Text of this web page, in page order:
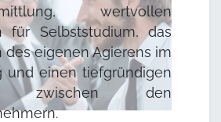
wertvollen
für Selbststudium, das
des eigenen Agierens im
und einen tiefgründigen
zwischen den